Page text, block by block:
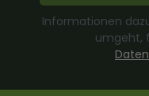
Informationen
umgeht,